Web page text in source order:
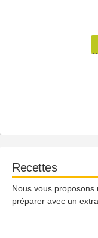
Recettes
Nous vous
préparer avec un